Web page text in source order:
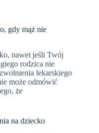
gdy mąż nie
nawet jeśli Twój
rodzica nie
lekarskiego
może odmówić
że
na dziecko